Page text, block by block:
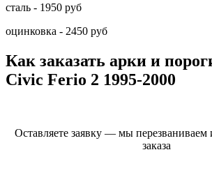
сталь - 1950 руб
оцинковка - 2450 руб
Как заказать арки и
Civic Ferio 2 1995-2000
Оставляете заявку — мы перезваниваем
заказа